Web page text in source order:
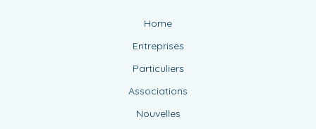
Home
Entreprises
Particuliers
Associations
Nouvelles